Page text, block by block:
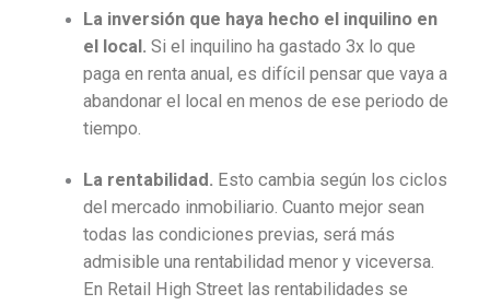
La inversión que haya hecho el inquilino en
el local. Si el inquilino ha gastado 3x lo que
paga en renta anual, es difícil pensar que vaya a
abandonar el local en menos de ese periodo de
tiempo.
La rentabilidad. Esto cambia según los ciclos
del mercado inmobiliario. Cuanto mejor sean
todas las condiciones previas, será más
admisible una rentabilidad menor y viceversa.
En Retail High Street las rentabilidades se